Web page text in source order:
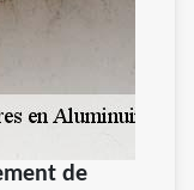
de